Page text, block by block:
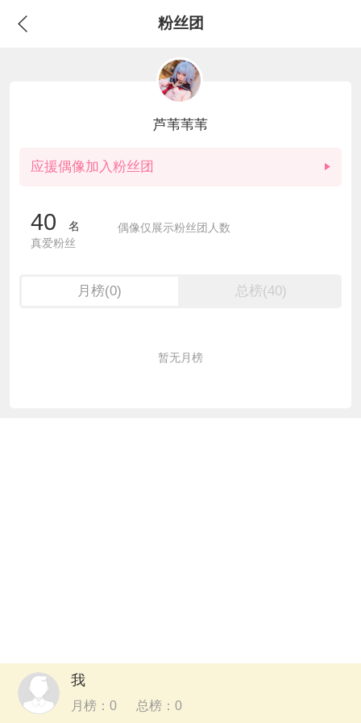
粉丝团
芦苇苇苇
应援偶像加入粉丝团
40
名
真爱粉丝
偶像仅展示粉丝团人数
月榜(0) 总榜(40)
暂无月榜
我
月榜：0 总榜：0